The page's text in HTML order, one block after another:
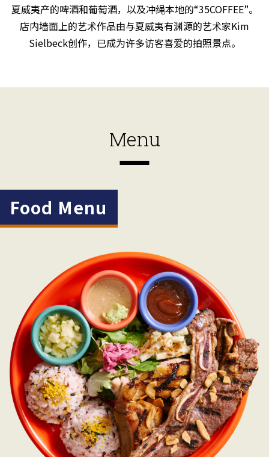
夏威夷产的啤酒和葡萄酒，以及冲绳本地的“35COFFEE”。
店内墙面上的艺术作品由与夏威夷有渊源的艺术家Kim
Sielbeck创作，已成为许多访客喜爱的拍照景点。
Menu
Food Menu